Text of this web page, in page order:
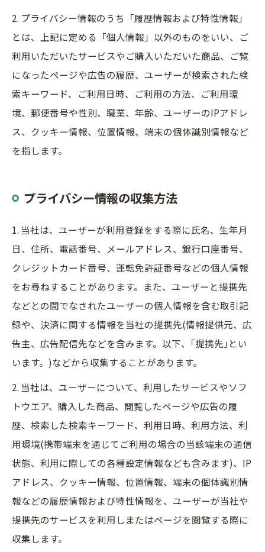
2. プライバシー情報のうち「履歴情報および特性情報」
とは、上記に定める「個人情報」以外のものをいい、ご
利用いただいたサービスやご購入いただいた商品、ご覧
になったページや広告の履歴、ユーザーが検索された検
索キーワード、ご利用日時、ご利用の方法、ご利用環
境、郵便番号や性別、職業、年齢、ユーザーのIPアドレ
ス、クッキー情報、位置情報、端末の個体識別情報など
を指します。
プライバシー情報の収集方法
1. 当社は、ユーザーが利用登録をする際に氏名、生年月
日、住所、電話番号、メールアドレス、銀行口座番号、
クレジットカード番号、運転免許証番号などの個人情報
をお尋ねすることがあります。また、ユーザーと提携先
などとの間でなされたユーザーの個人情報を含む取引記
録や、決済に関する情報を当社の提携先(情報提供元、広
告主、広告配信先などを含みます。以下、｢提携先｣とい
います。)などから収集することがあります。
2. 当社は、ユーザーについて、利用したサービスやソフ
トウエア、購入した商品、閲覧したページや広告の履
歴、検索した検索キーワード、利用日時、利用方法、利
用環境(携帯端末を通じてご利用の場合の当該端末の通信
状態、利用に際しての各種設定情報なども含みます)、IP
アドレス、クッキー情報、位置情報、端末の個体識別情
報などの履歴情報および特性情報を、ユーザーが当社や
提携先のサービスを利用しまたはページを閲覧する際に
収集します。